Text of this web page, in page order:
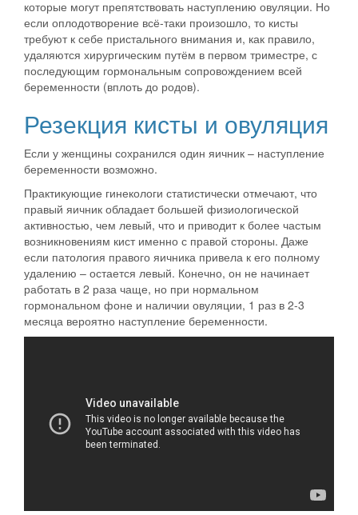
которые могут препятствовать наступлению овуляции. Но
если оплодотворение всё-таки произошло, то кисты
требуют к себе пристального внимания и, как правило,
удаляются хирургическим путём в первом триместре, с
последующим гормональным сопровождением всей
беременности (вплоть до родов).
Резекция кисты и овуляция
Если у женщины сохранился один яичник – наступление
беременности возможно.
Практикующие гинекологи статистически отмечают, что
правый яичник обладает большей физиологической
активностью, чем левый, что и приводит к более частым
возникновениям кист именно с правой стороны. Даже
если патология правого яичника привела к его полному
удалению – остается левый. Конечно, он не начинает
работать в 2 раза чаще, но при нормальном
гормональном фоне и наличии овуляции, 1 раз в 2-3
месяца вероятно наступление беременности.